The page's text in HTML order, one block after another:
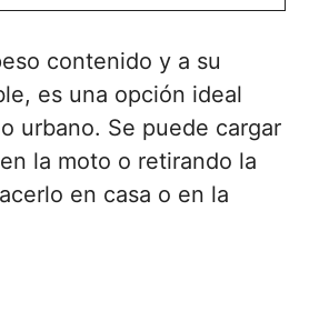
contenido y a su
es una opción ideal
urbano. Se puede cargar
la moto o retirando la
en casa o en la